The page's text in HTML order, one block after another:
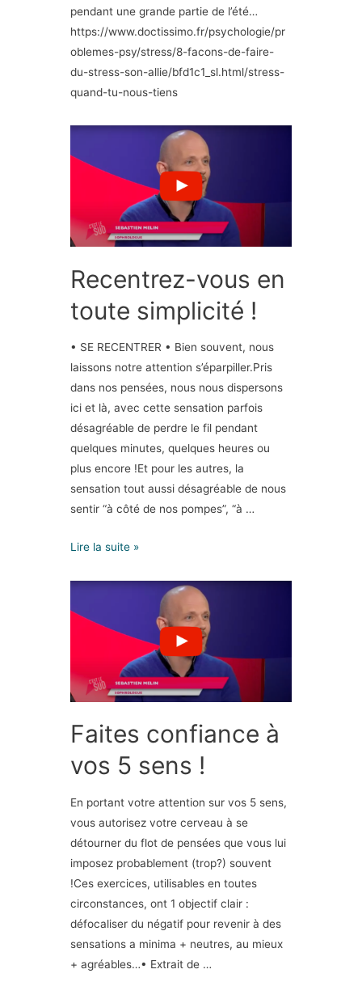
pendant une grande partie de l’été…
https://www.doctissimo.fr/psychologie/pr
oblemes-psy/stress/8-facons-de-faire-
du-stress-son-allie/bfd1c1_sl.html/stress-
quand-tu-nous-tiens
Recentrez-vous en
toute simplicité !
• SE RECENTRER • Bien souvent, nous
laissons notre attention s’éparpiller.Pris
dans nos pensées, nous nous dispersons
ici et là, avec cette sensation parfois
désagréable de perdre le fil pendant
quelques minutes, quelques heures ou
plus encore !Et pour les autres, la
sensation tout aussi désagréable de nous
sentir “à côté de nos pompes”, “à …
Lire la suite »
Faites confiance à
vos 5 sens !
En portant votre attention sur vos 5 sens,
vous autorisez votre cerveau à se
détourner du flot de pensées que vous lui
imposez probablement (trop?) souvent
!Ces exercices, utilisables en toutes
circonstances, ont 1 objectif clair :
défocaliser du négatif pour revenir à des
sensations a minima + neutres, au mieux
+ agréables…• Extrait de …